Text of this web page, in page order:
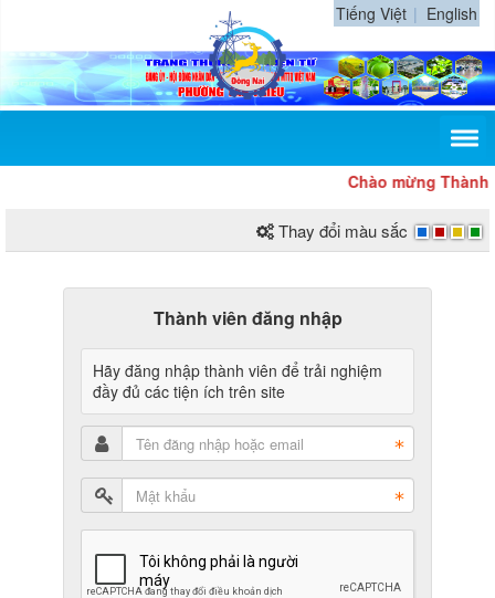
Tiếng Việt English
Chào mừng Thành
Thay đổi màu sắc
Thành viên đăng nhập
Hãy đăng nhập thành viên để trải nghiệm
đầy đủ các tiện ích trên site